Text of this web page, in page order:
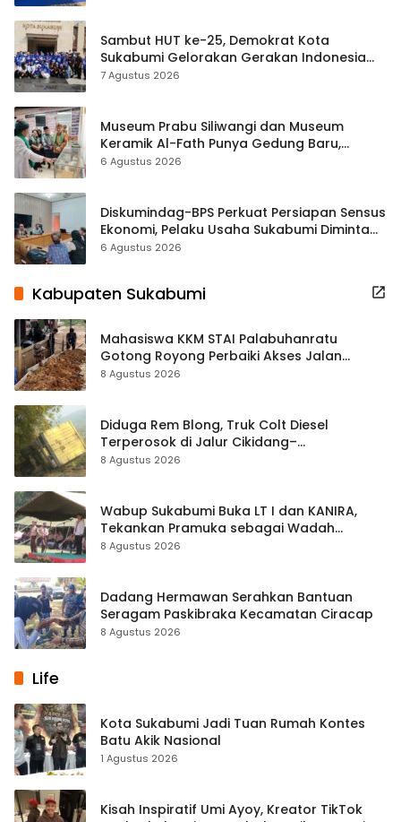
Sambut HUT ke-25, Demokrat Kota
Sukabumi Gelorakan Gerakan Indonesia
ASRI Lewat Aksi Bersih Masjid Agung
7 Agustus 2026
Museum Prabu Siliwangi dan Museum
Keramik Al-Fath Punya Gedung Baru,
Hampir 500 Koleksi Dipisahkan
6 Agustus 2026
Diskumindag-BPS Perkuat Persiapan Sensus
Ekonomi, Pelaku Usaha Sukabumi Diminta
Terbuka Beri Data
6 Agustus 2026
Kabupaten Sukabumi
Mahasiswa KKM STAI Palabuhanratu
Gotong Royong Perbaiki Akses Jalan
Majelis Ta’lim di Sagaranten
8 Agustus 2026
Diduga Rem Blong, Truk Colt Diesel
Terperosok di Jalur Cikidang–
Palabuhanratu
8 Agustus 2026
Wabup Sukabumi Buka LT I dan KANIRA,
Tekankan Pramuka sebagai Wadah
Pembentukan Karakter
8 Agustus 2026
Dadang Hermawan Serahkan Bantuan
Seragam Paskibraka Kecamatan Ciracap
8 Agustus 2026
Life
Kota Sukabumi Jadi Tuan Rumah Kontes
Batu Akik Nasional
1 Agustus 2026
Kisah Inspiratif Umi Ayoy, Kreator TikTok